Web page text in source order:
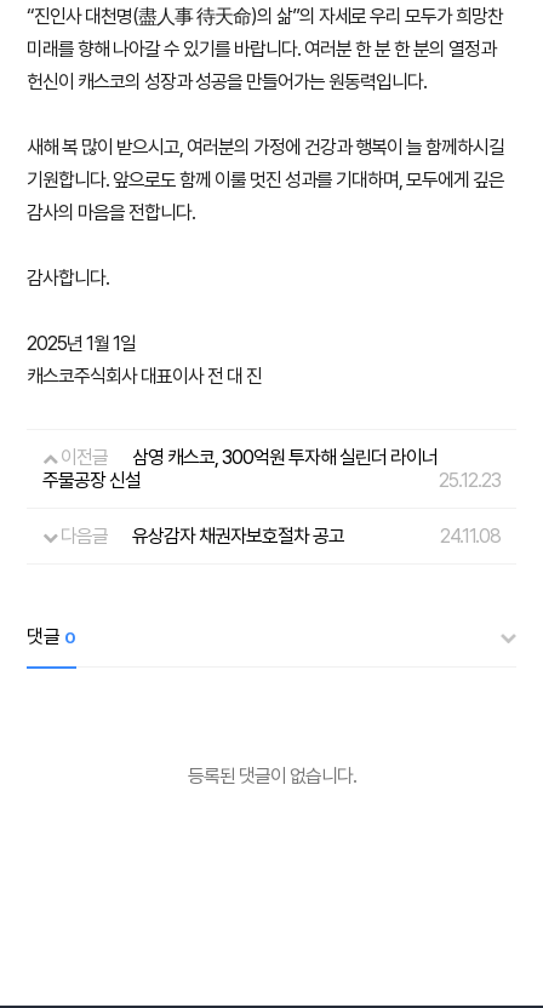
“진인사 대천명(盡人事 待天命)의 삶”의 자세로 우리 모두가 희망찬
미래를 향해 나아갈 수 있기를 바랍니다. 여러분 한 분 한 분의 열정과
헌신이 캐스코의 성장과 성공을 만들어가는 원동력입니다.
새해 복 많이 받으시고, 여러분의 가정에 건강과 행복이 늘 함께하시길
기원합니다. 앞으로도 함께 이룰 멋진 성과를 기대하며, 모두에게 깊은
감사의 마음을 전합니다.
감사합니다.
2025년 1월 1일
캐스코주식회사 대표이사 전 대 진
이전글
삼영 캐스코, 300억원 투자해 실린더 라이너
주물공장 신설
25.12.23
다음글 유상감자 채권자보호절차 공고 24.11.08
댓글 0
등록된 댓글이 없습니다.